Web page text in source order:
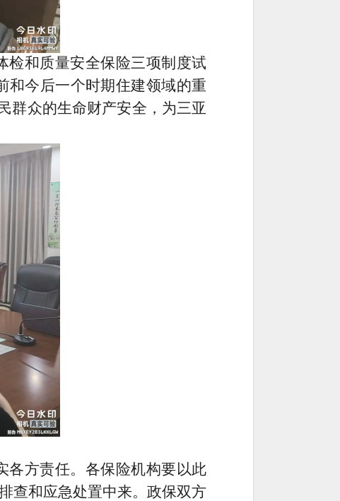
检和质量安全保险三项制度试
和今后一个时期住建领域的重
群众的生命财产安全，为三亚
各方责任。各保险机构要以此
查和应急处置中来。政保双方